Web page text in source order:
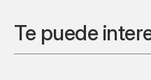
Te puede